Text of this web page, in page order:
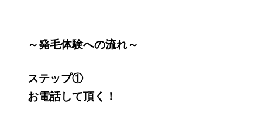
～発毛体験への流れ～
ステップ①
お電話して頂く！